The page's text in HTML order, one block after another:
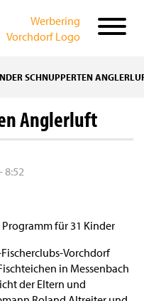
SCHNUPPERTEN
Anglerluft
8:52
für 31 Kinder
Vorchdorf
in Messenbach
der Eltern und